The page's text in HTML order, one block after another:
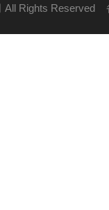
All Rights Reserved